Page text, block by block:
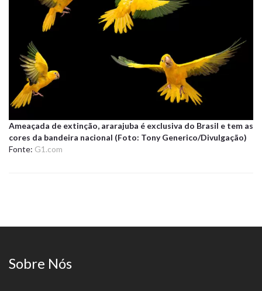
Ameaçada de extinção, ararajuba é exclusiva do Brasil e tem as
cores da bandeira nacional (Foto: Tony Generico/Divulgação)
Fonte: G1.com
Sobre Nós